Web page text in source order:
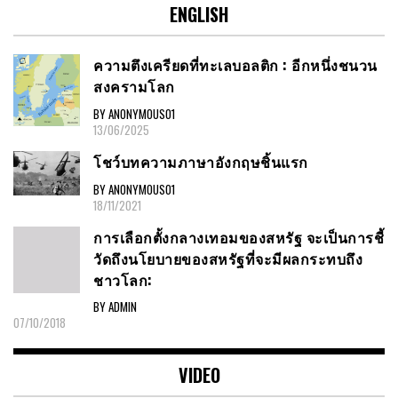
ENGLISH
ความตึงเครียดที่ทะเลบอลติก : อีกหนึ่งชนวน
สงครามโลก
BY ANONYMOUS01
13/06/2025
โชว์บทความภาษาอังกฤษชิ้นแรก
BY ANONYMOUS01
18/11/2021
การเลือกตั้งกลางเทอมของสหรัฐ จะเป็นการชี้
วัดถึงนโยบายของสหรัฐที่จะมีผลกระทบถึง
ชาวโลก:
BY ADMIN
07/10/2018
VIDEO